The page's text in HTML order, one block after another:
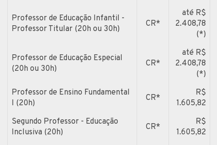
Professor de Educação Infantil -
Professor Titular (20h ou 30h)
CR*
até R$
2.408,78
(*)
Professor de Educação Especial
(20h ou 30h)
CR*
até R$
2.408,78
(*)
Professor de Ensino Fundamental
I (20h)
CR*
R$
1.605,82
Segundo Professor - Educação
Inclusiva (20h)
CR*
R$
1.605,82